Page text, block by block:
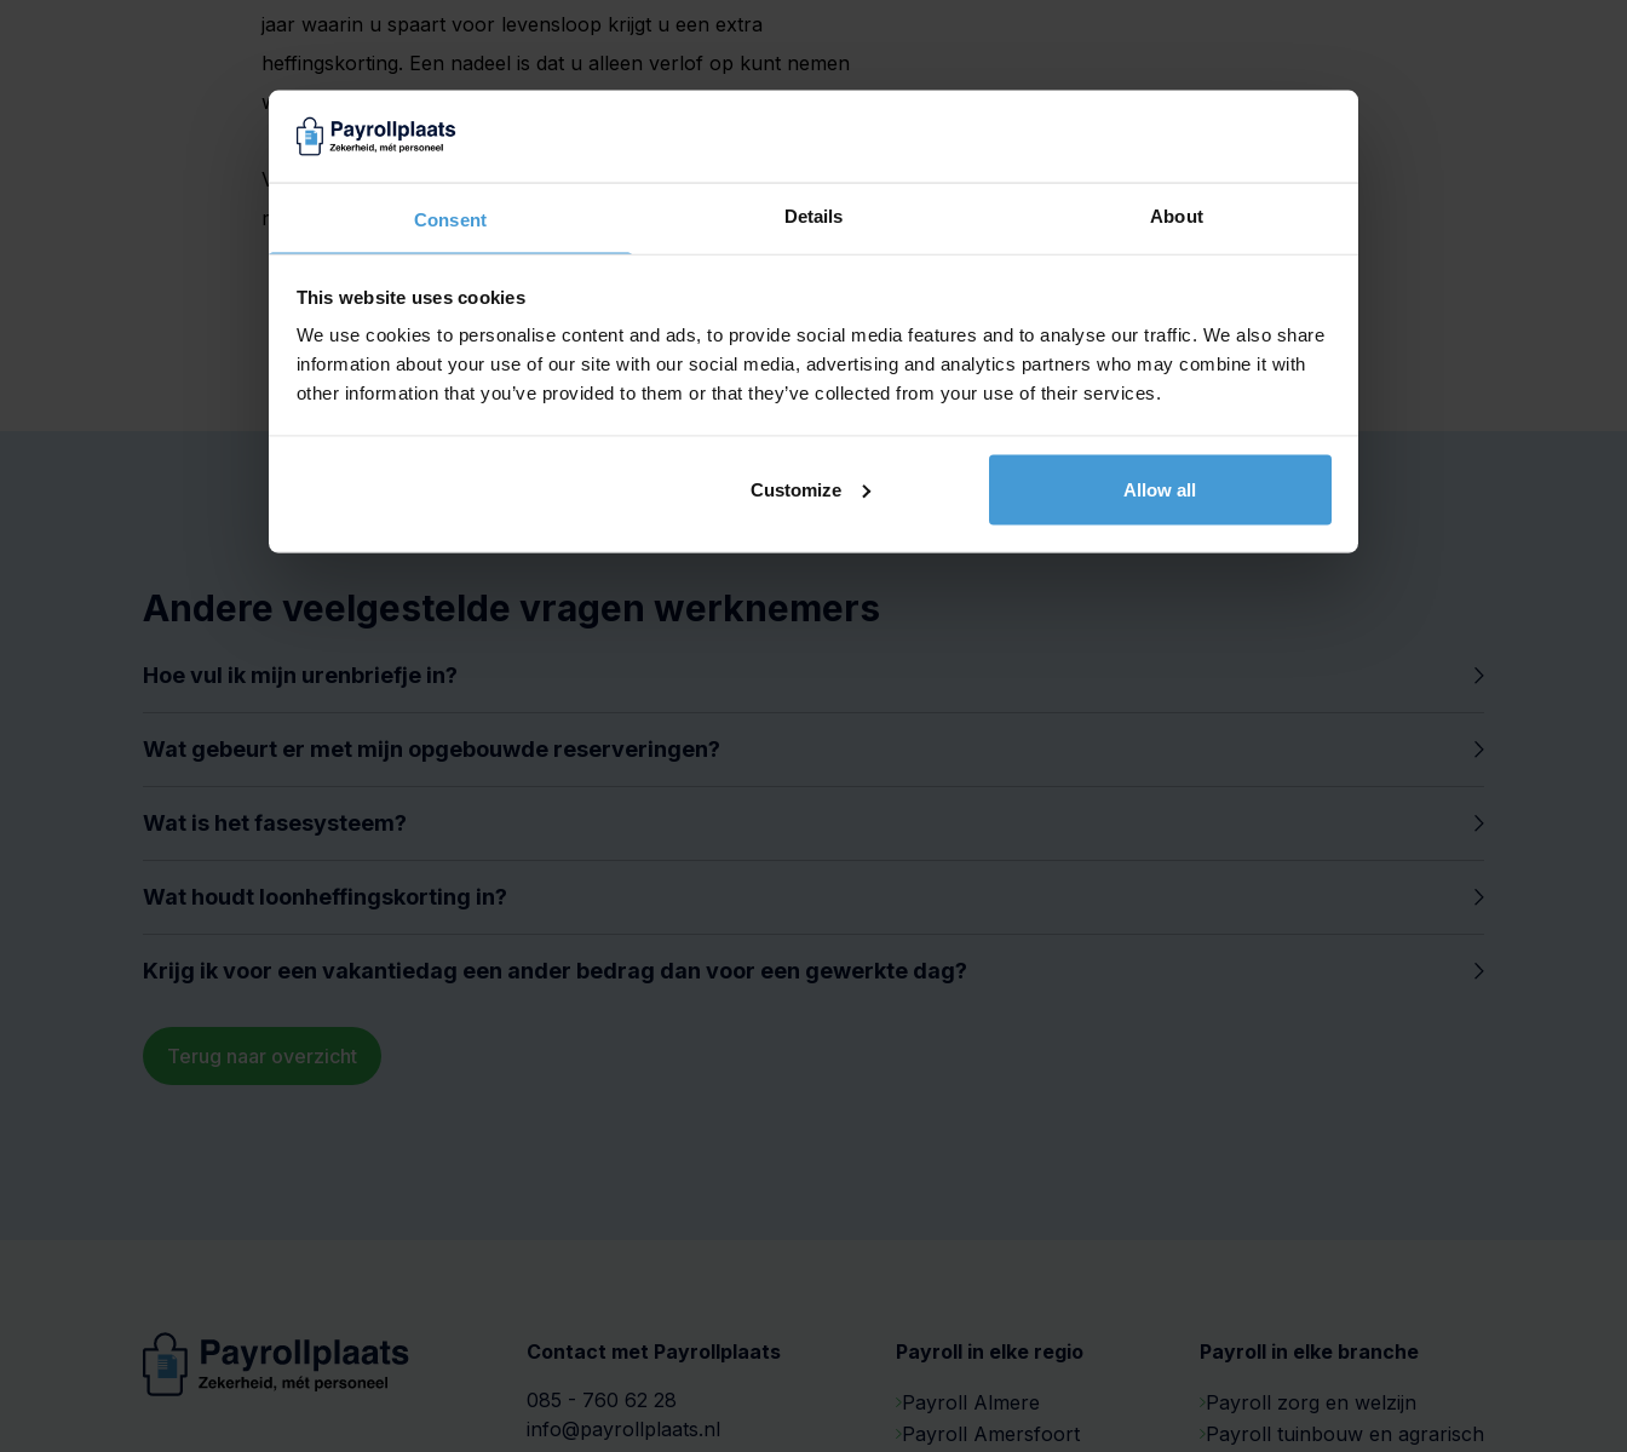
Consent Details About
This website uses cookies
We use cookies to personalise content and ads, to provide social media features and to analyse our traffic. We also share
information about your use of our site with our social media, advertising and analytics partners who may combine it with
other information that you’ve provided to them or that they’ve collected from your use of their services.
Customize Allow all
jaar waarin u spaart voor levensloop krijgt u een extra
heffingskorting. Een nadeel is dat u alleen verlof op kunt nemen
wanneer de werkgever u hiervoor toestemming geeft.
Voor meer informatie over de levensloopregeling kunt u
met Payrollplaats opnemen.
Andere veelgestelde vragen werknemers
Hoe vul ik mijn urenbriefje in?
Wat gebeurt er met mijn opgebouwde reserveringen?
Wat is het fasesysteem?
Wat houdt loonheffingskorting in?
Krijg ik voor een vakantiedag een ander bedrag dan voor een gewerkte dag?
Terug naar overzicht
Contact met Payrollplaats
085 - 760 62 28
info@payrollplaats.nl
Payroll in elke regio
Payroll Almere
Payroll Amersfoort
Payroll in elke branche
Payroll zorg en welzijn
Payroll tuinbouw en agrarisch